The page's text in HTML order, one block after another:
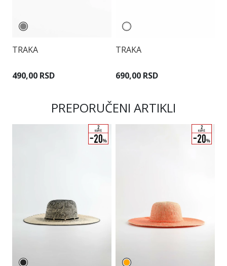
TRAKA
490,00 RSD
TRAKA
690,00 RSD
PREPORUČENI ARTIKLI